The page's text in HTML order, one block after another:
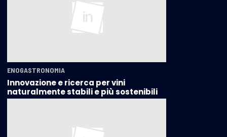
ENOGASTRONOMIA
Innovazione e ricerca per vini
naturalmente stabili e più sostenibili